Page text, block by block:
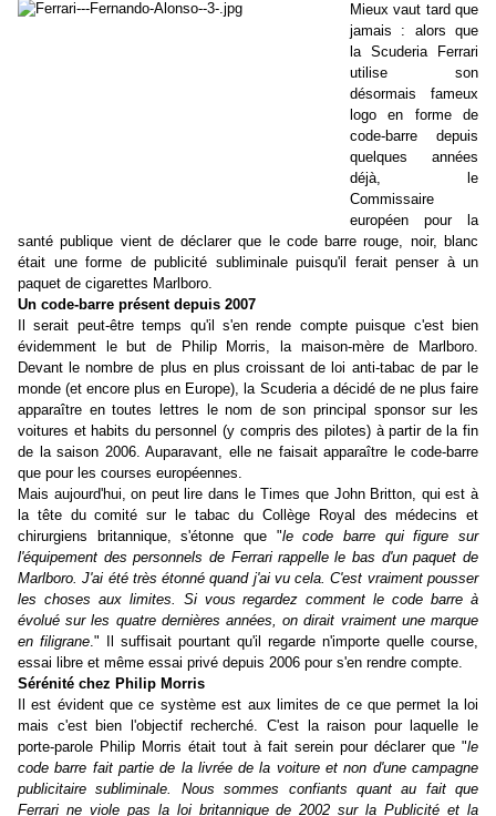
Mieux vaut tard que
jamais : alors que
la Scuderia Ferrari
utilise son
désormais fameux
logo en forme de
code-barre depuis
quelques années
déjà, le
Commissaire
européen pour la
santé publique vient de déclarer que le code barre rouge, noir, blanc
était une forme de publicité subliminale puisqu'il ferait penser à un
paquet de cigarettes Marlboro.
Un code-barre présent depuis 2007
Il serait peut-être temps qu'il s'en rende compte puisque c'est bien
évidemment le but de Philip Morris, la maison-mère de Marlboro.
Devant le nombre de plus en plus croissant de loi anti-tabac de par le
monde (et encore plus en Europe), la Scuderia a décidé de ne plus faire
apparaître en toutes lettres le nom de son principal sponsor sur les
voitures et habits du personnel (y compris des pilotes) à partir de la fin
de la saison 2006. Auparavant, elle ne faisait apparaître le code-barre
que pour les courses européennes.
Mais aujourd'hui, on peut lire dans le Times que John Britton, qui est à
la tête du comité sur le tabac du Collège Royal des médecins et
chirurgiens britannique, s'étonne que "le code barre qui figure sur
l'équipement des personnels de Ferrari rappelle le bas d'un paquet de
Marlboro. J'ai été très étonné quand j'ai vu cela. C'est vraiment pousser
les choses aux limites. Si vous regardez comment le code barre à
évolué sur les quatre dernières années, on dirait vraiment une marque
en filigrane." Il suffisait pourtant qu'il regarde n'importe quelle course,
essai libre et même essai privé depuis 2006 pour s'en rendre compte.
Sérénité chez Philip Morris
Il est évident que ce système est aux limites de ce que permet la loi
mais c'est bien l'objectif recherché. C'est la raison pour laquelle le
porte-parole Philip Morris était tout à fait serein pour déclarer que "le
code barre fait partie de la livrée de la voiture et non d'une campagne
publicitaire subliminale. Nous sommes confiants quant au fait que
Ferrari ne viole pas la loi britannique de 2002 sur la Publicité et la